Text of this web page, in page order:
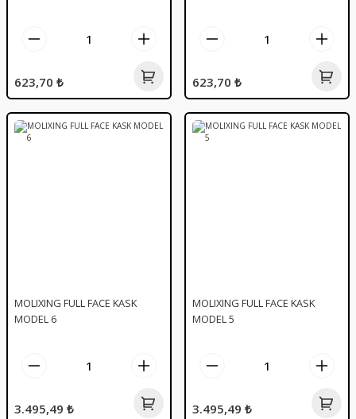
623,70 ₺ 623,70 ₺
MOLIXING FULL FACE KASK
MODEL 6
3.495,49 ₺
MOLIXING FULL FACE KASK
MODEL 5
3.495,49 ₺